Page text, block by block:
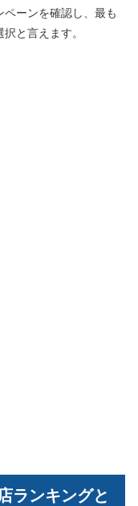
ーンを確認し、最も
と言えます。
ランキングと